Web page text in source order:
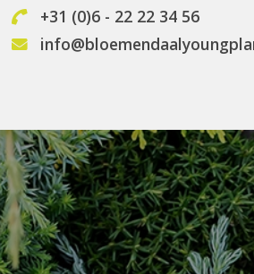
+31 (0)6 - 22 22 34 56